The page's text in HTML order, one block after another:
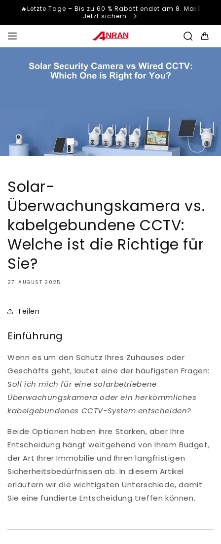
zum
🔥Letzte Tage – Bis zu 60 % Rabatt endet am 8. Mai |
Jetzt sichern
Solar-
Überwachungskamera vs.
kabelgebundene CCTV:
Welche ist die Richtige für
Sie?
27. AUGUST 2025
Teilen
Einführung
Wenn es um den Schutz Ihres Zuhauses oder
Geschäfts geht, lautet eine der häufigsten Fragen:
Soll ich mich für eine solarbetriebene
Überwachungskamera oder ein herkömmliches
kabelgebundenes CCTV-System entscheiden?
Beide Optionen haben ihre Stärken, aber Ihre
Entscheidung hängt weitgehend von Ihrem Budget,
der Art Ihrer Immobilie und Ihren langfristigen
Sicherheitsbedürfnissen ab. In diesem Artikel
erläutern wir die wichtigsten Unterschiede, damit
Sie eine fundierte Entscheidung treffen können.